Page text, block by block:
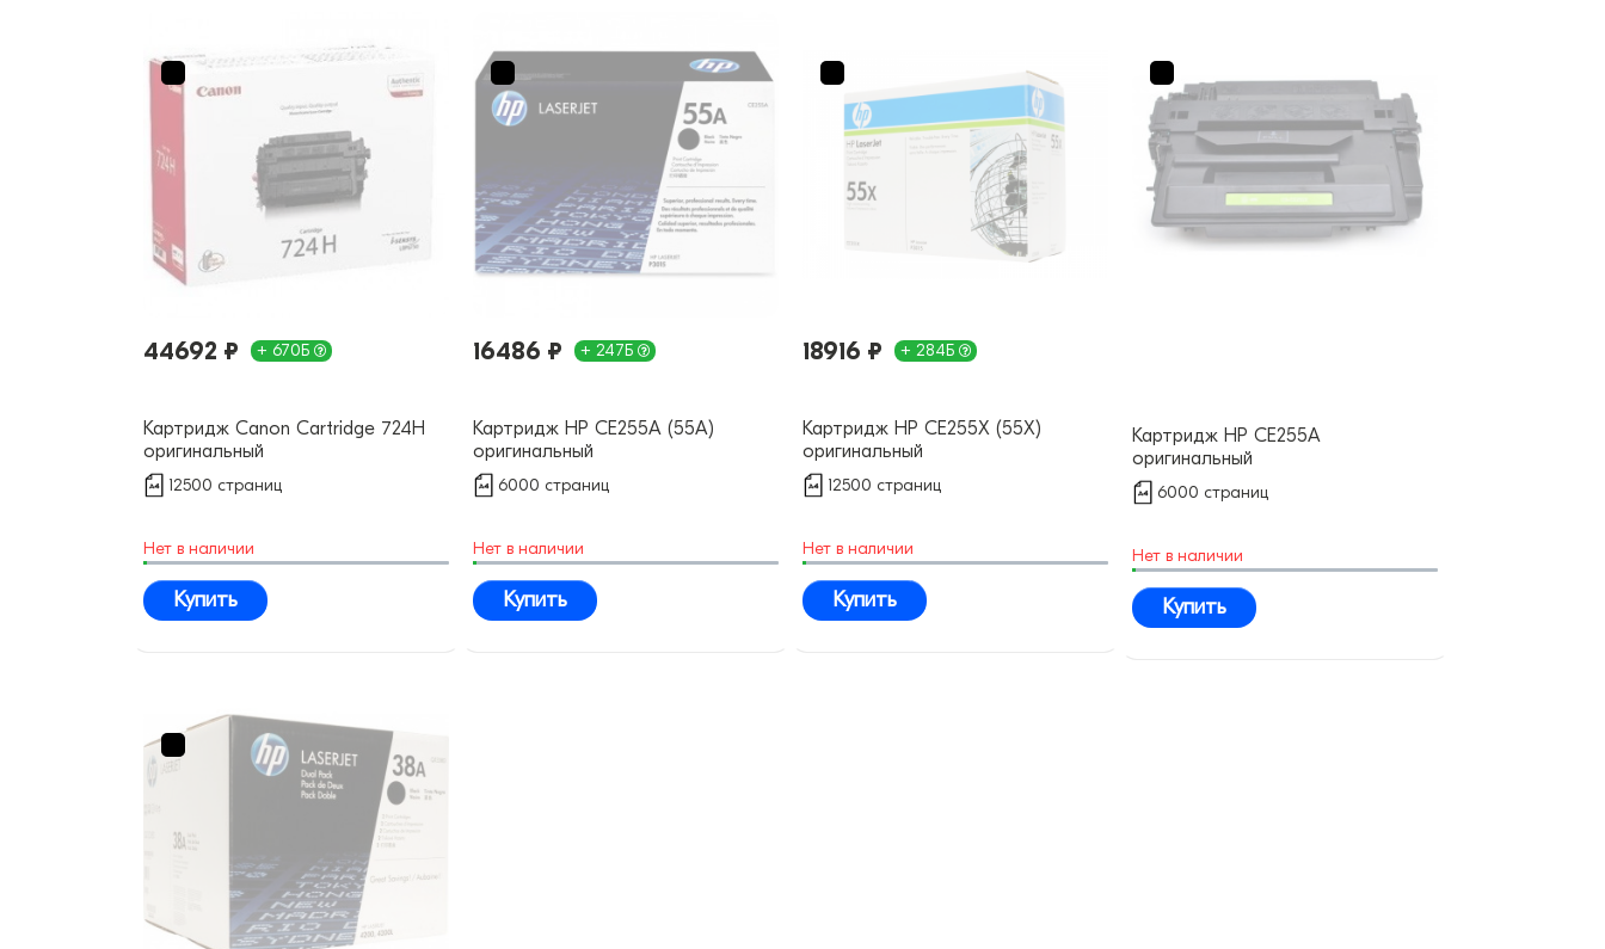
44692 ₽ + 670Б
Картридж Canon Cartridge 724H
оригинальный
12500 страниц
Нет в наличии
Купить
16486 ₽ + 247Б
Картридж HP CE255A (55A)
оригинальный
6000 страниц
Нет в наличии
Купить
18916 ₽ + 284Б
Картридж HP CE255X (55X)
оригинальный
12500 страниц
Нет в наличии
Купить
Картридж HP CE255A
оригинальный
6000 страниц
Нет в наличии
Купить